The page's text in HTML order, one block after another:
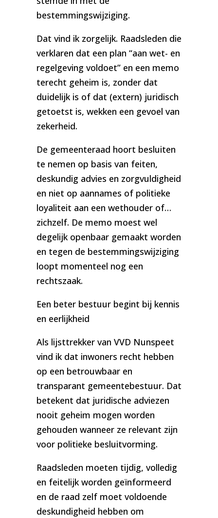
bestemmingswijziging.
Dat vind ik zorgelijk. Raadsleden die
verklaren dat een plan “aan wet- en
regelgeving voldoet” en een memo
terecht geheim is, zonder dat
duidelijk is of dat (extern) juridisch
getoetst is, wekken een gevoel van
zekerheid.
De gemeenteraad hoort besluiten
te nemen op basis van feiten,
deskundig advies en zorgvuldigheid
en niet op aannames of politieke
loyaliteit aan een wethouder of…
zichzelf. De memo moest wel
degelijk openbaar gemaakt worden
en tegen de bestemmingswijziging
loopt momenteel nog een
rechtszaak.
Een beter bestuur begint bij kennis
en eerlijkheid
Als lijsttrekker van VVD Nunspeet
vind ik dat inwoners recht hebben
op een betrouwbaar en
transparant gemeentebestuur. Dat
betekent dat juridische adviezen
nooit geheim mogen worden
gehouden wanneer ze relevant zijn
voor politieke besluitvorming.
Raadsleden moeten tijdig, volledig
en feitelijk worden geïnformeerd
en de raad zelf moet voldoende
deskundigheid hebben om